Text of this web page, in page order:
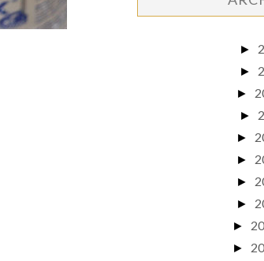
►
►
►
►
►
►
►
►
►
►